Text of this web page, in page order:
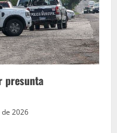
presunta
2026